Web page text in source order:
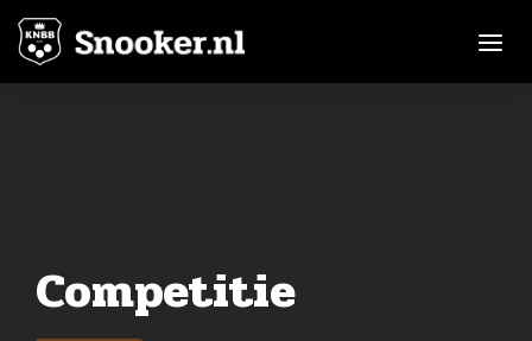
Competitie